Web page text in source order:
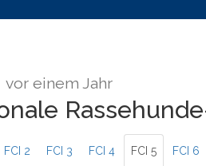
vor einem Jahr
FCI 2 FCI 3 FCI 4 FCI 5 FCI 6